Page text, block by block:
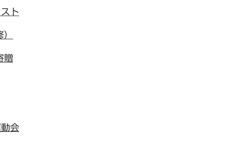
ト
贈
会